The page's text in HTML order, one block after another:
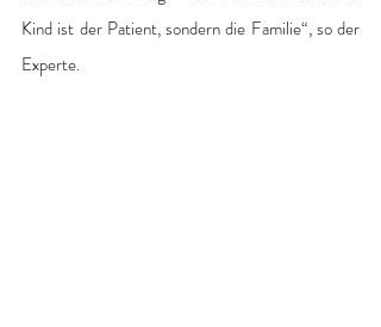
Kind ist der Patient, sondern die Familie“, so der
Experte.